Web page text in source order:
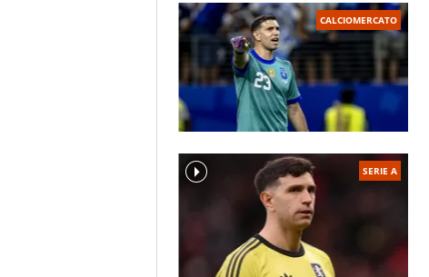
CALCIOMERCATO
SERIE A